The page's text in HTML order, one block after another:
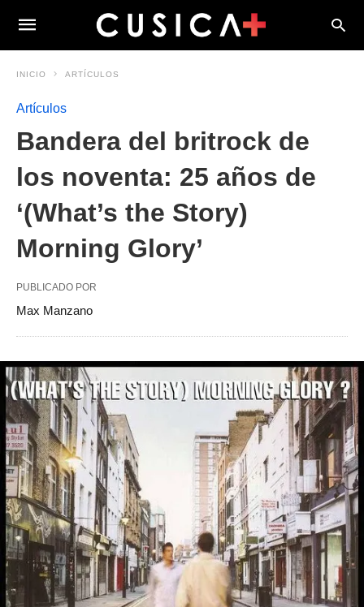
INICIO ARTÍCULOS
Artículos
Bandera del britrock de
los noventa: 25 años de
‘(What’s the Story)
Morning Glory’
PUBLICADO POR
Max Manzano